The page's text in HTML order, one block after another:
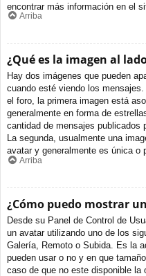
encontrar más información en el
Arriba
¿Qué es la imagen al
Hay dos imágenes que pueden
cuando esté viendo los
el foro, la primera imagen está
generalmente en forma de
cantidad de mensajes publicados
La segunda, usualmente una
avatar y generalmente es única o
Arriba
¿Cómo puedo mostrar
Desde su Panel de Control de
un avatar utilizando uno de los
Galería, Remoto o Subida. Es la
pueden usar o no y en que
caso de que no este disponible la